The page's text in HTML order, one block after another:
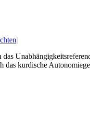
|
kurdische